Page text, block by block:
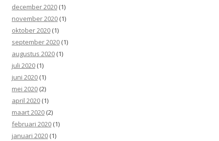
december 2020 (1)
november 2020 (1)
oktober 2020 (1)
september 2020 (1)
augustus 2020 (1)
juli 2020 (1)
juni 2020 (1)
mei 2020 (2)
april 2020 (1)
maart 2020 (2)
februari 2020 (1)
januari 2020 (1)